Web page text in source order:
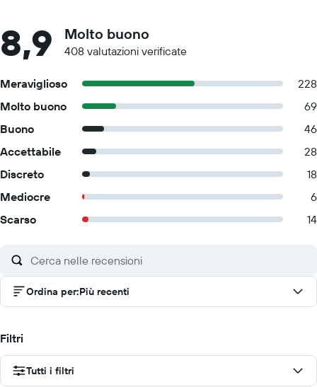
8,9 Molto buono
408 valutazioni verificate
Meraviglioso
228
Molto buono
69
Buono
46
Accettabile
28
Discreto
18
Mediocre
6
Scarso
14
Ordina per:Più recenti
Filtri
Tutti i filtri